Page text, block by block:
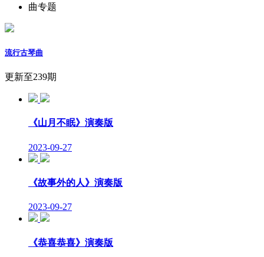
曲专题
流行古琴曲
更新至239期
《山月不眠》演奏版
2023-09-27
《故事外的人》演奏版
2023-09-27
《恭喜恭喜》演奏版